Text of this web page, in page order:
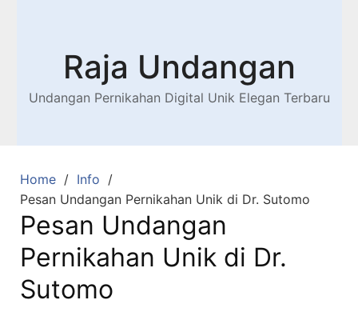
Raja Undangan
Undangan Pernikahan Digital Unik Elegan Terbaru
Home
Info
Pesan Undangan Pernikahan Unik di Dr. Sutomo
Pesan Undangan
Pernikahan Unik di Dr.
Sutomo